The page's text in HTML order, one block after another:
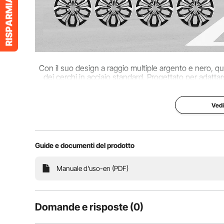
Dimensioni del prodotto φ 16,3 x 2,8
Con il suo design a raggio multiple argento e nero,
dei cerchi in acciaio standard. Progettato per
Guide e documenti del prodotto
Manuale d'uso-en (PDF)
Domande e risposte (0)